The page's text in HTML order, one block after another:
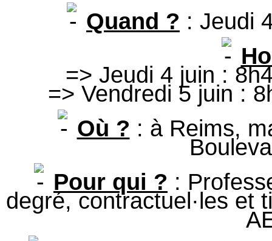
Quand ? : Jeudi
=> Jeudi 4 juin :
=> Vendredi 5 juin :
Où ? : à Reims,
Pour qui ? :
degré, contractuel·les et